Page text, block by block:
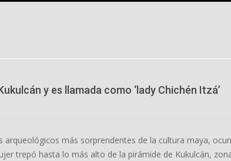
y es llamada como ‘lady Chichén Itzá’
arqueológicos más sorprendentes de la cultura maya,
trepó hasta lo más alto de la pirámide de Kukulcán,